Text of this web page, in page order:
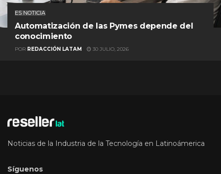
ES NOTICIA
Automatización de las Pymes depende del
conocimiento
POR REDACCIÓN LATAM 30 JULIO, 2026
Noticias de la Industria de la Tecnología en Latinoámerica
Síguenos